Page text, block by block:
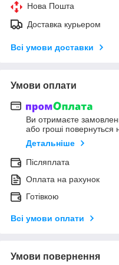
Нова Пошта
Доставка курьером
Всі умови доставки
Умови оплати
Ви отримаєте
або гроші повернуться
Детальніше
Післяплата
Оплата на рахунок
Готівкою
Всі умови оплати
Умови повернення